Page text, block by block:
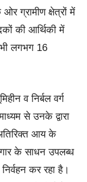
ग्रामीण क्षेत्रों में
की आर्थिकी में
भी लगभग 16
व निर्बल वर्ग
से उनके द्वारा
आय के
के साधन उपलब्ध
कर रहा है।